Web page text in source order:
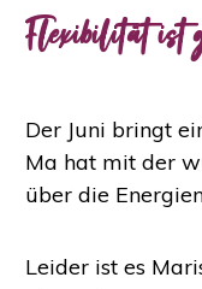
Flexibilität ist
Der Juni bringt
Ma hat mit der
über die
Leider ist es